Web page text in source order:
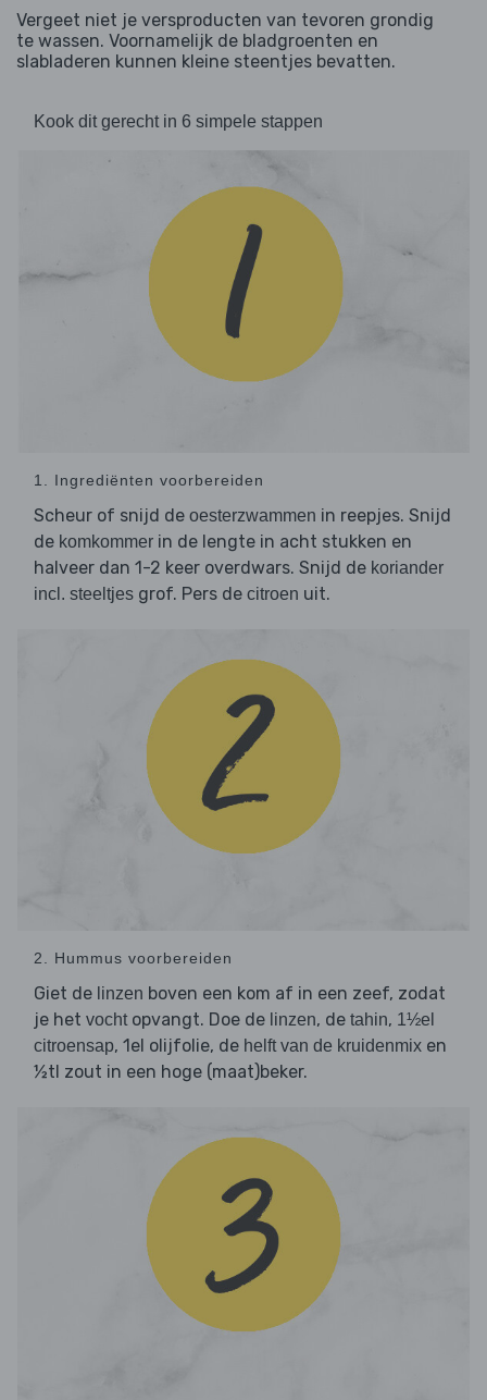
Vergeet niet je versproducten van tevoren grondig
te wassen. Voornamelijk de bladgroenten en
slabladeren kunnen kleine steentjes bevatten.
Kook dit gerecht in 6 simpele stappen
1. Ingrediënten voorbereiden
Scheur of snijd de oesterzwammen in reepjes. Snijd
de komkommer in de lengte in acht stukken en
halveer dan 1-2 keer overdwars. Snijd de koriander
incl. steeltjes grof. Pers de citroen uit.
2. Hummus voorbereiden
Giet de linzen boven een kom af in een zeef, zodat
je het vochtopvangt. Doe de linzen, de tahin, 1½el
citroensap, 1el olijfolie, de helft van de kruidenmix en
½tl zout in een hoge (maat)beker.